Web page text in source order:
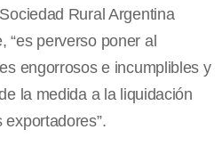
Rural Argentina
“es perverso poner al
engorrosos e incumplibles y
la medida a la liquidación